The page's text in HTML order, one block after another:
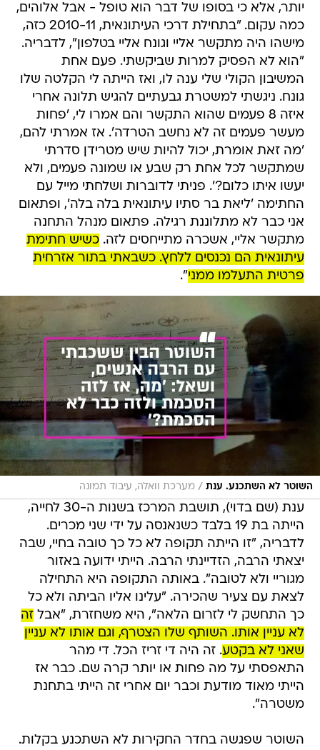
יותר, אלא כי בסופו של דבר הוא טופל - אבל אלוהים,
כמה עקום. "בתחילת דרכי העיתונאית, 2010-11 כזה,
מישהו היה מתקשר אליי וגונח אליי בטלפון", לדבריה.
"הוא לא הפסיק למרות שביקשתי. פעם אחת
המשיבון הקולי שלי ענה לו, ואז הייתה לי הקלטה שלו
גונח. ניגשתי למשטרת גבעתיים להגיש תלונה אחרי
איזה 8 פעמים שהוא התקשר והם אמרו לי, 'פחות
מעשר פעמים זה לא נחשב הטרדה'. אז אמרתי להם,
'מה זאת אומרת, יכול להיות שיש מטרידן סדרתי
שמתקשר לכל אחת רק שבע או שמונה פעמים, ולא
יעשו איתו כלום?'. פניתי לדוברות ושלחתי מייל עם
החתימה 'ליאת בר סתיו עיתונאית בלה בלה', ופתאום
אני כבר לא מתלוננת רגילה. פתאום מנהל התחנה
מתקשר אליי, אשכרה מתייחסים לזה.כשיש חתימת
עיתונאית הם נכנסים ללחץ. כשבאתי בתור אזרחית
פרטית התעלמו ממני".
השוטר לא השתכנע. ענת / מערכת וואלה, עיבוד תמונה
ענת (שם בדוי), תושבת המרכז בשנות ה-30 לחייה,
הייתה בת 19 בלבד כשנאנסה על ידי שני מכרים.
לדבריה, "זו הייתה תקופה לא כל כך טובה בחיי, שבה
יצאתי הרבה, הזדיינתי הרבה. הייתי ידועה באזור
מגוריי ולא לטובה". באותה התקופה היא התחילה
לצאת עם צעיר שהכירה. "עלינו אליו הביתה ולא כל
כך התחשק לי לזרום הלאה", היא משחזרת, "אבלזה
לא עניין אותו. השותף שלו הצטרף, וגם אותו לא עניין
שאני לא בקטע. זה היה די זריז הכל. די מהר
התאפסתי על מה פחות או יותר קרה שם. כבר אז
הייתי מאוד מודעת וכבר יום אחרי זה הייתי בתחנת
משטרה".
השוטר שפגשה בחדר החקירות לא השתכנע בקלות.